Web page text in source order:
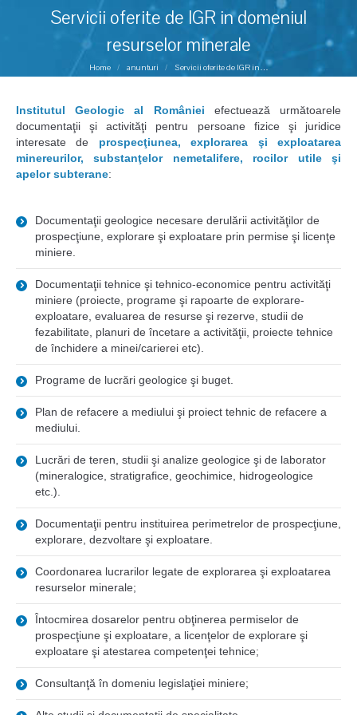
Servicii oferite de IGR in domeniul
resurselor minerale
You are here:
Home anunturi Servicii oferite de IGR in…
Institutul Geologic al României efectuează următoarele
documentaţii şi activităţi pentru persoane fizice şi juridice
interesate de prospecţiunea, explorarea şi exploatarea
minereurilor, substanţelor nemetalifere, rocilor utile şi
apelor subterane:
Documentaţii geologice necesare derulării activităţilor de
prospecţiune, explorare şi exploatare prin permise şi licenţe
miniere.
Documentaţii tehnice şi tehnico-economice pentru activităţi
miniere (proiecte, programe şi rapoarte de explorare-
exploatare, evaluarea de resurse şi rezerve, studii de
fezabilitate, planuri de încetare a activităţii, proiecte tehnice
de închidere a minei/carierei etc).
Programe de lucrări geologice şi buget.
Plan de refacere a mediului şi proiect tehnic de refacere a
mediului.
Lucrări de teren, studii şi analize geologice şi de laborator
(mineralogice, stratigrafice, geochimice, hidrogeologice
etc.).
Documentaţii pentru instituirea perimetrelor de prospecţiune,
explorare, dezvoltare şi exploatare.
Coordonarea lucrarilor legate de explorarea şi exploatarea
resurselor minerale;
Întocmirea dosarelor pentru obţinerea permiselor de
prospecţiune şi exploatare, a licenţelor de explorare şi
exploatare şi atestarea competenţei tehnice;
Consultanţă în domeniu legislaţiei miniere;